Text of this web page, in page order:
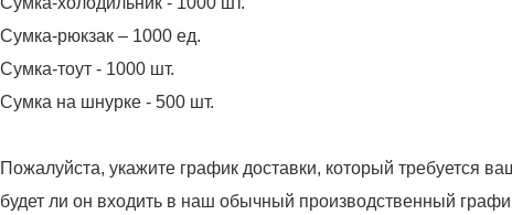
Сумка-рюкзак – 1000 ед.
Сумка-тоут - 1000 шт.
Сумка на шнурке - 500 шт.
Пожалуйста, укажите график доставки, который требуется
будет ли он входить в наш обычный производственный